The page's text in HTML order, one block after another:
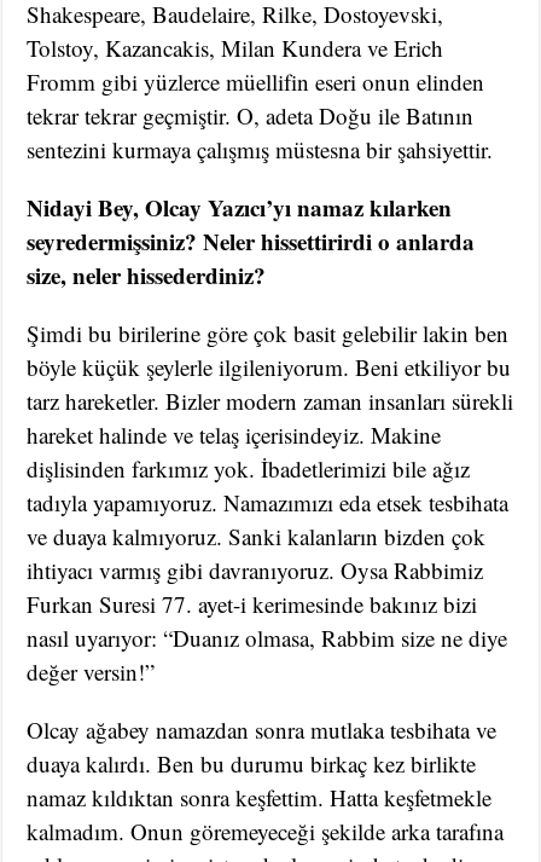
Shakespeare, Baudelaire, Rilke, Dostoyevski,
Tolstoy, Kazancakis, Milan Kundera ve Erich
Fromm gibi yüzlerce müellifin eseri onun elinden
tekrar tekrar geçmiştir. O, adeta Doğu ile Batının
sentezini kurmaya çalışmış müstesna bir şahsiyettir.
Nidayi Bey, Olcay Yazıcı’yı namaz kılarken
seyredermişsiniz? Neler hissettirirdi o anlarda
size, neler hissederdiniz?
Şimdi bu birilerine göre çok basit gelebilir lakin ben
böyle küçük şeylerle ilgileniyorum. Beni etkiliyor bu
tarz hareketler. Bizler modern zaman insanları sürekli
hareket halinde ve telaş içerisindeyiz. Makine
dişlisinden farkımız yok. İbadetlerimizi bile ağız
tadıyla yapamıyoruz. Namazımızı eda etsek tesbihata
ve duaya kalmıyoruz. Sanki kalanların bizden çok
ihtiyacı varmış gibi davranıyoruz. Oysa Rabbimiz
Furkan Suresi 77. ayet-i kerimesinde bakınız bizi
nasıl uyarıyor: “Duanız olmasa, Rabbim size ne diye
değer versin!”
Olcay ağabey namazdan sonra mutlaka tesbihata ve
duaya kalırdı. Ben bu durumu birkaç kez birlikte
namaz kıldıktan sonra keşfettim. Hatta keşfetmekle
kalmadım. Onun göremeyeceği şekilde arka tarafına